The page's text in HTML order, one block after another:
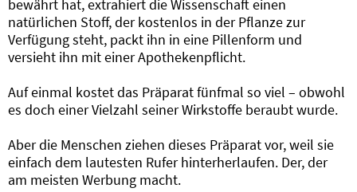
bewährt hat, extrahiert die Wissenschaft einen
natürlichen Stoff, der kostenlos in der Pflanze zur
Verfügung steht, packt ihn in eine Pillenform und
versieht ihn mit einer Apothekenpflicht.
Auf einmal kostet das Präparat fünfmal so viel – obwohl
es doch einer Vielzahl seiner Wirkstoffe beraubt wurde.
Aber die Menschen ziehen dieses Präparat vor, weil sie
einfach dem lautesten Rufer hinterherlaufen. Der, der
am meisten Werbung macht.